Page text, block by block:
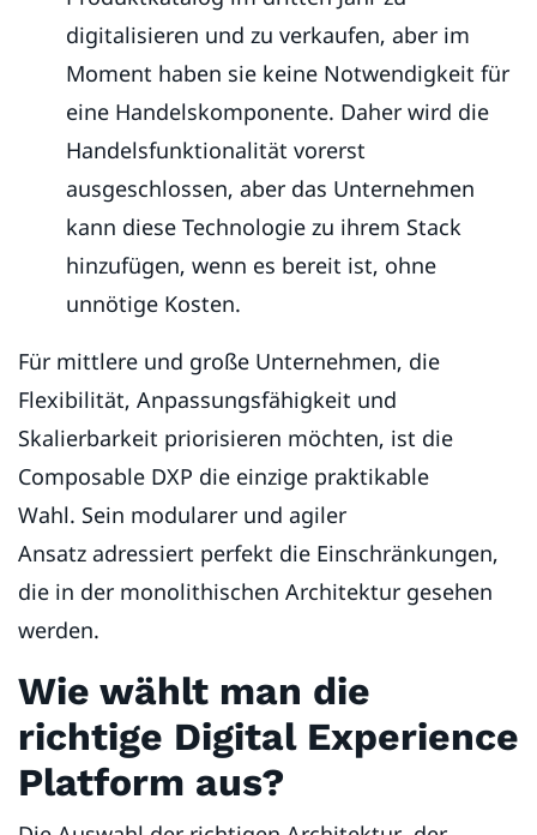
digitalisieren und zu verkaufen, aber im
Moment haben sie keine Notwendigkeit für
eine Handelskomponente. Daher wird die
Handelsfunktionalität vorerst
ausgeschlossen, aber das Unternehmen
kann diese Technologie zu ihrem Stack
hinzufügen, wenn es bereit ist, ohne
unnötige Kosten.
Für mittlere und große Unternehmen, die
Flexibilität, Anpassungsfähigkeit und
Skalierbarkeit priorisieren möchten, ist die
Composable DXP die einzige praktikable
Wahl. Sein modularer und agiler
Ansatz adressiert perfekt die Einschränkungen,
die in der monolithischen Architektur gesehen
werden.
Wie wählt man die
richtige Digital Experience
Platform aus?